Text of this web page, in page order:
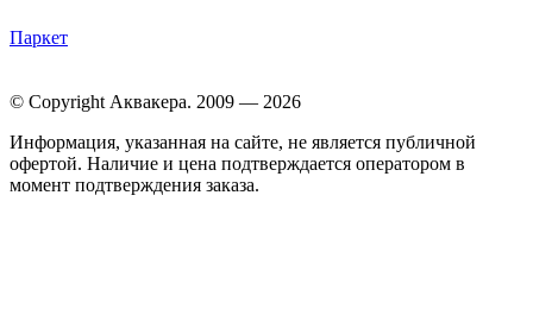
Паркет
© Copyright Аквакера. 2009 — 2026
Информация, указанная на сайте, не является публичной
офертой. Наличие и цена подтверждается оператором в
момент подтверждения заказа.